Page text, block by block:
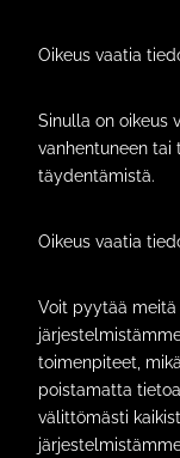
Oikeus vaatia
Sinulla on oikeus
vanhentuneen tai
täydentämistä.
Oikeus vaatia
Voit pyytää
toimenpiteet,
poistamatta
välittömästi